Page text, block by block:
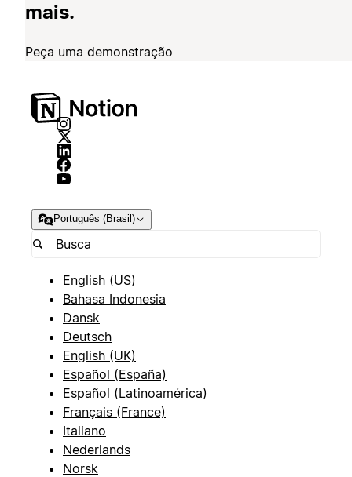
mais.
Peça uma demonstração
Português (Brasil)
English (US)
Bahasa Indonesia
Dansk
Deutsch
English (UK)
Español (España)
Español (Latinoamérica)
Français (France)
Italiano
Nederlands
Norsk